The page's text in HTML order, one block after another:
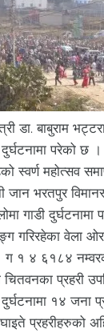
डा. बाबुराम
परेको छ
स्वर्ण महोत्सव
जान भरतपुर
गाडी दुर्घटनामा
गरिरहेका वेला
ग १ ४ ६१८४
चितवनका प्रहरी
१४ जना
प्रहरीहरुको